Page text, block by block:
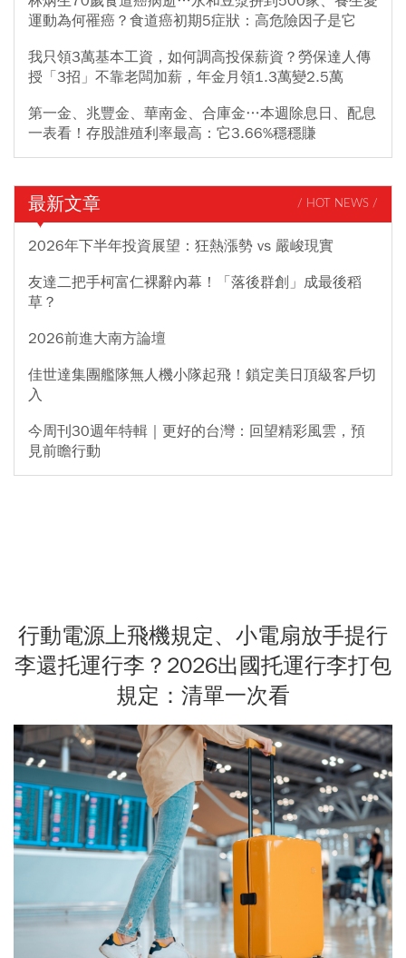
運動為何罹癌？食道癌初期5症狀：高危險因子是它
我只領3萬基本工資，如何調高投保薪資？勞保達人傳
授「3招」不靠老闆加薪，年金月領1.3萬變2.5萬
第一金、兆豐金、華南金、合庫金…本週除息日、配息
一表看！存股誰殖利率最高：它3.66%穩穩賺
最新文章 / HOT NEWS /
2026年下半年投資展望：狂熱漲勢 vs 嚴峻現實
友達二把手柯富仁裸辭內幕！「落後群創」成最後稻
草？
2026前進大南方論壇
佳世達集團艦隊無人機小隊起飛！鎖定美日頂級客戶切
入
今周刊30週年特輯｜更好的台灣：回望精彩風雲，預
見前瞻行動
行動電源上飛機規定、小電扇放手提行
李還托運行李？2026出國托運行李打包
規定：清單一次看